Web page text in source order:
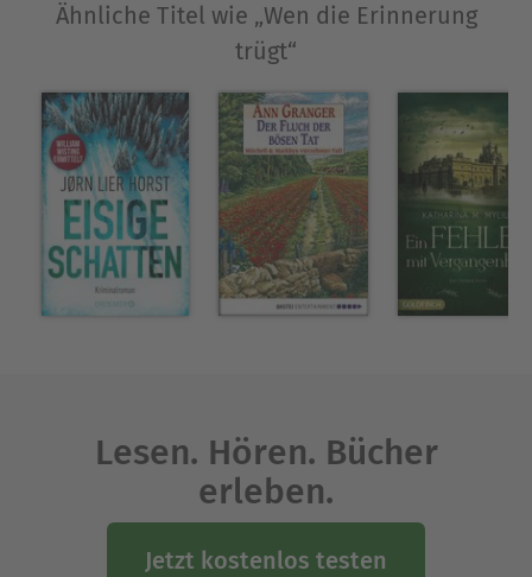
Ähnliche Titel wie „Wen die Erinnerung
trügt“
Lesen. Hören. Bücher
erleben.
Jetzt kostenlos testen